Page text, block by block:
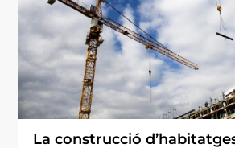
La construcció